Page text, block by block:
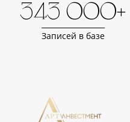
343 000+
Записей в базе